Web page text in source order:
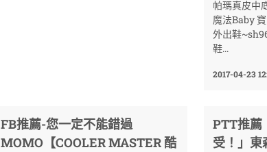
帕瑪真皮中
魔法Baby
外出鞋
鞋...
2017-04-23
FB推薦-您一定不能錯過
MOMO【COOLER MASTER 酷
PTT推薦
受！」東